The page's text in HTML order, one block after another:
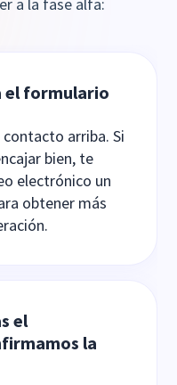
el formulario
arriba. Si
bien, te
electrónico un
obtener más
el
la